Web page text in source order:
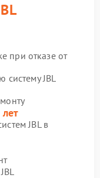
при отказе от
систему JBL
JBL в